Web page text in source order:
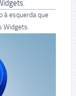
à esquerda que
Widgets.